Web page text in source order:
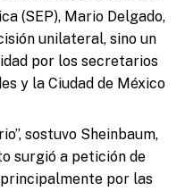
(SEP), Mario Delgado,
unilateral, sino un
por los secretarios
y la Ciudad de México
sostuvo Sheinbaum,
surgió a petición de
por las